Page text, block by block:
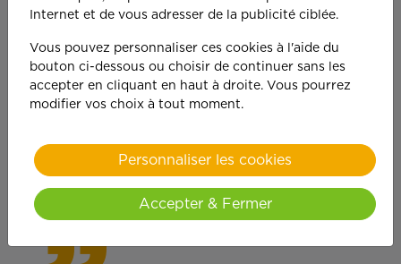
On est toujours plus
performant
quand on y met du
cœur !
Internet et de vous adresser de la publicité ciblée.
Vous pouvez personnaliser ces cookies à l'aide du
bouton ci-dessous ou choisir de continuer sans les
accepter en cliquant en haut à droite. Vous pourrez
modifier vos choix à tout moment.
Personnaliser les cookies
Accepter & Fermer